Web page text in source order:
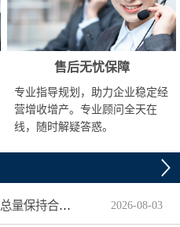
售后无忧保障
专业指导规划，助力企业稳定经
营增收增产。专业顾问全天在
线，随时解疑答惑。
海南上半年贷款增速6.1% 信贷总量保持合理平稳增长 2026-08-03